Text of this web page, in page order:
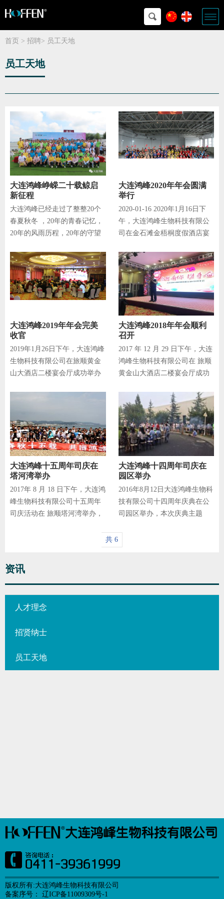
首页 > 招聘> 员工天地
员工天地
大连鸿峰峥嵘二十载鲸启
新征程
大连鸿峰已经走过了整整20个
春夏秋冬 ，20年的青春记忆，
20年的风雨历程，20年的守望
真如铁。我们了解生命，关爱
生命，让生命读懂生命。试看
脚下途，而今迈步
大连鸿峰2020年年会圆满
举行
2020-01-16 2020年1月16日下
午，大连鸿峰生物科技有限公
司在金石滩金梧桐度假酒店宴
峰全体高管及员工应邀出席。
年会以“情聚鸿峰，共赢未
来”为主题，隋教授代表
大连鸿峰2019年年会完美
收官
2019年1月26日下午，大连鸿峰
生物科技有限公司在旅顺黄金
山大酒店二楼宴会厅成功举办
应邀出席。隋教授发表新年贺
词，文艺演出以员工自发组织
的16个节目先后登台喝，2019
年年会圆满落幕。
大连鸿峰2018年年会顺利
召开
2017 年 12 月 29 日下午，大连
鸿峰生物科技有限公司在 旅顺
黄金山大酒店二楼宴会厅成功
艺汇演 + 聚餐形式， 公司股
东、高管、鸿峰全体员工、山
东蒜都领导、各博
大连鸿峰十五周年司庆在
塔河湾举办
2017年 8 月 18 日下午，大连鸿
峰生物科技有限公司十五周年
司庆活动在 旅顺塔河湾举办，
位齐聚海滩浴场，司庆以“春秋
大连鸿峰十四周年司庆在
园区举办
2016年8月12日大连鸿峰生物科
技有限公司十四周年庆典在公
司园区举办，本次庆典主题
共 6
资讯
人才理念
招贤纳士
员工天地
版权所有:大连鸿峰生物科技有限公司
备案序号： 辽ICP备11009309号-1